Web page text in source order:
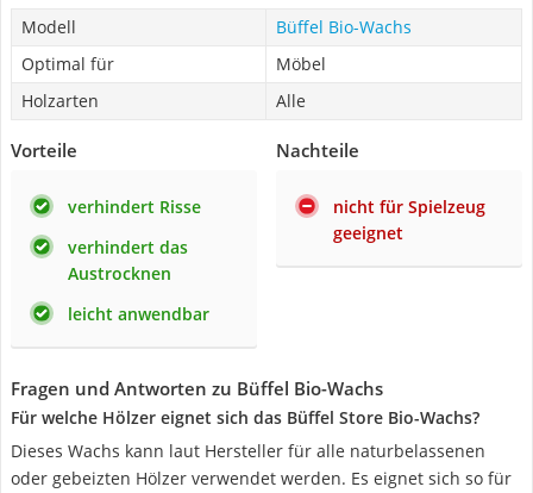
Modell
Büffel Bio-Wachs
Optimal für
Möbel
Holzarten
Alle
Vorteile
verhindert Risse
verhindert das
Austrocknen
leicht anwendbar
Nachteile
nicht für Spielzeug
geeignet
Fragen und Antworten zu Büffel Bio-Wachs
Für welche Hölzer eignet sich das Büffel Store Bio-Wachs?
Dieses Wachs kann laut Hersteller für alle naturbelassenen
oder gebeizten Hölzer verwendet werden. Es eignet sich so für